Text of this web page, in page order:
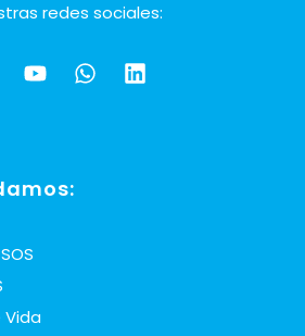
redes sociales:
Vida